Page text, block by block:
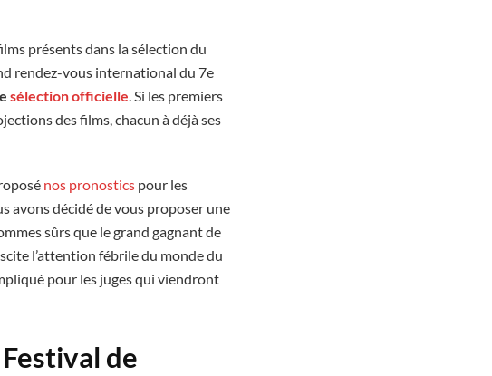
présents dans la sélection du
rendez-vous international du 7e
sélection officielle. Si les premiers
des films, chacun à déjà ses
nos pronostics pour les
avons décidé de vous proposer une
sûrs que le grand gagnant de
l’attention fébrile du monde du
pour les juges qui viendront
de